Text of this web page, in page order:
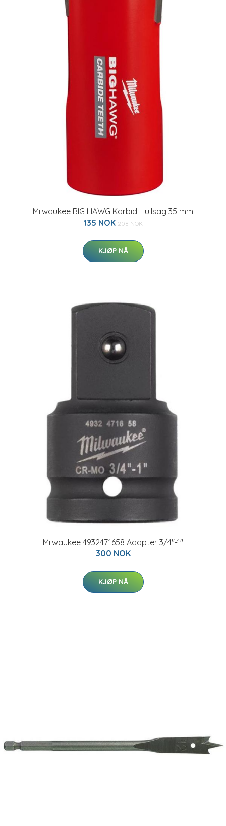
Milwaukee BIG HAWG Karbid Hullsag 35 mm
135 NOK 208 NOK
KJØP NÅ
Milwaukee 4932471658 Adapter 3/4"-1"
300 NOK
KJØP NÅ